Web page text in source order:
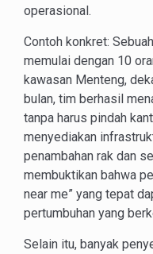
operasional.
Contoh konkret:
memulai dengan 10
kawasan Menteng,
bulan, tim berhasil
tanpa harus pindah
menyediakan
penambahan rak dan
membuktikan bahwa
near me” yang tepat
pertumbuhan yang
Selain itu, banyak